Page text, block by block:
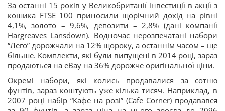
За останні 15 років у Великобританії інвестиції в акції з
кошика FTSE 100 приносили щорічний дохід на рівні
4,1%, золото – 9,6%, депозити – 2,8% (дані компанії
Hargreaves Lansdown). Водночас нерозпечатані набори
“Лего” дорожчали на 12% щороку, а останнім часом – ще
більше. Комплекти, які були випущені в 2014 році, зараз
продаються на eBay на 36% дорожче оригінальної ціни.
Окремі набори, які колись продавалися за сотню
фунтів, зараз коштують уже кілька тисяч. Наприклад, в
2007 році набір “Кафе на розі” (Cafe Corner) продавався